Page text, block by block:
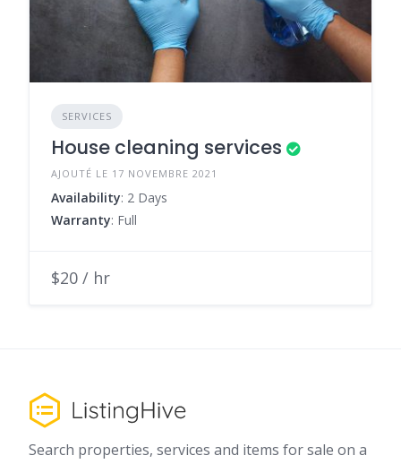
SERVICES
House cleaning services
AJOUTÉ LE 17 NOVEMBRE 2021
Availability: 2 Days
Warranty: Full
$20 / hr
Search properties, services and items for sale on a